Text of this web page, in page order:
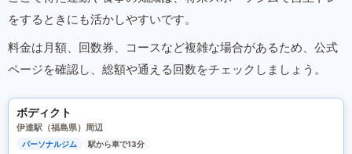
をするときにも活かしやすいです。
料金は月額、回数券、コースなど複雑な場合があるため、公式
ページを確認し、総額や通える回数をチェックしましょう。
ボディクト
伊達駅（福島県）周辺
パーソナルジム 駅から車で13分